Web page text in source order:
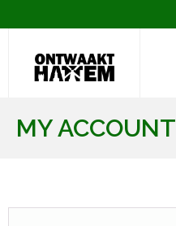
MY ACCOUNT